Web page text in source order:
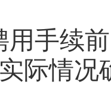
用手续
际情况